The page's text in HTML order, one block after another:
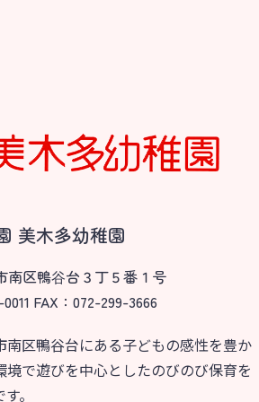
美木多幼稚園
南区鴨⾕台３丁５番１号
FAX：072-299-3666
南区鴨谷台にある子どもの感性を豊か
境で遊びを中心としたのびのび保育を
。